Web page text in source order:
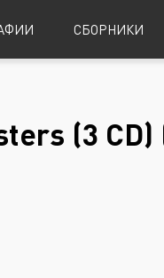
Power Metal
Metal
СБОРНИКИ
(3 CD)